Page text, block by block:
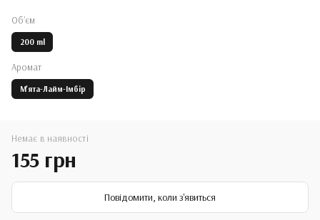
Обʼєм
200 ml
Аромат
М'ята-Лайм-Імбір
Немає в наявності
155 грн
Повідомити, коли з'явиться